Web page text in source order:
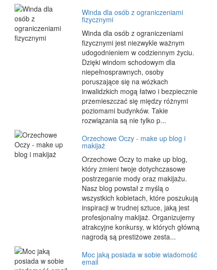
Winda dla osób z ograniczeniami
fizycznymi
Winda dla osób z ograniczeniami
fizycznymi jest niezwykle ważnym
udogodnieniem w codziennym życiu.
Dzięki windom schodowym dla
niepełnosprawnych, osoby
poruszające się na wózkach
inwalidzkich mogą łatwo i bezpiecznie
przemieszczać się między różnymi
poziomami budynków. Takie
rozwiązania są nie tylko p...
Orzechowe Oczy - make up blog i
makijaż
Orzechowe Oczy to make up blog,
który zmieni twoje dotychczasowe
postrzeganie mody oraz makijażu.
Nasz blog powstał z myślą o
wszystkich kobietach, które poszukują
inspiracji w trudnej sztuce, jaką jest
profesjonalny makijaż. Organizujemy
atrakcyjne konkursy, w których główną
nagrodą są prestiżowe zesta...
Moc jaką posiada w sobie wiadomość
email